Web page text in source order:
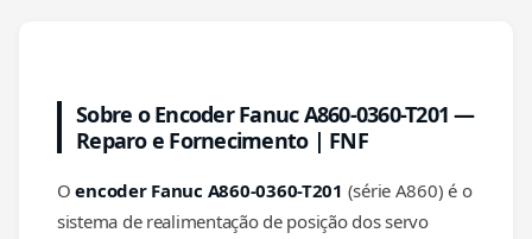
Sobre o Encoder Fanuc A860-0360-T201 —
Reparo e Fornecimento | FNF
Oencoder Fanuc A860-0360-T201 (série A860) é o
sistema de realimentação de posição dos servo